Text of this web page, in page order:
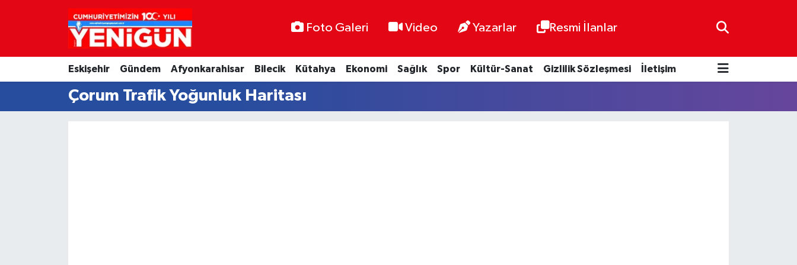
Foto Galeri Video Yazarlar Resmi İlanlar
Eskişehir Gündem Afyonkarahisar Bilecik Kütahya Ekonomi Sağlık Spor Kültür-Sanat Gizlilik Sözleşmesi İletişim
Çorum Trafik Yoğunluk Haritası
Nöbetçi Eczaneler
Hava Durumu
Trafik Durumu